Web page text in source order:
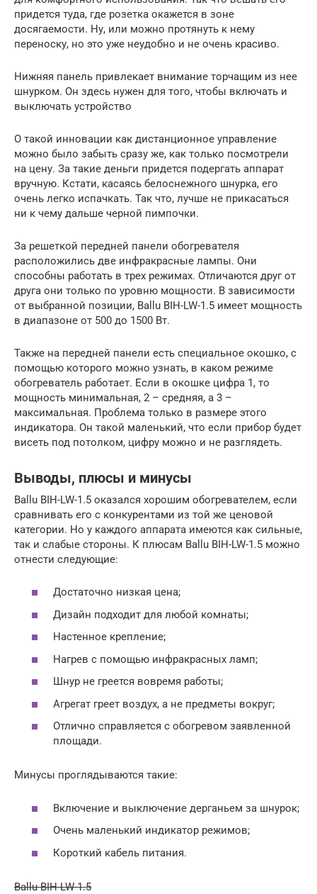
придется туда, где розетка окажется в зоне
досягаемости. Ну, или можно протянуть к нему
переноску, но это уже неудобно и не очень красиво.
Нижняя панель привлекает внимание торчащим из нее
шнурком. Он здесь нужен для того, чтобы включать и
выключать устройство
О такой инновации как дистанционное управление
можно было забыть сразу же, как только посмотрели
на цену. За такие деньги придется подергать аппарат
вручную. Кстати, касаясь белоснежного шнурка, его
очень легко испачкать. Так что, лучше не прикасаться
ни к чему дальше черной пимпочки.
За решеткой передней панели обогревателя
расположились две инфракрасные лампы. Они
способны работать в трех режимах. Отличаются друг от
друга они только по уровню мощности. В зависимости
от выбранной позиции, Ballu BIH-LW-1.5 имеет мощность
в диапазоне от 500 до 1500 Вт.
Также на передней панели есть специальное окошко, с
помощью которого можно узнать, в каком режиме
обогреватель работает. Если в окошке цифра 1, то
мощность минимальная, 2 – средняя, а 3 –
максимальная. Проблема только в размере этого
индикатора. Он такой маленький, что если прибор будет
висеть под потолком, цифру можно и не разглядеть.
Выводы, плюсы и минусы
Ballu BIH-LW-1.5 оказался хорошим обогревателем, если
сравнивать его с конкурентами из той же ценовой
категории. Но у каждого аппарата имеются как сильные,
так и слабые стороны. К плюсам Ballu BIH-LW-1.5 можно
отнести следующие:
Достаточно низкая цена;
Дизайн подходит для любой комнаты;
Настенное крепление;
Нагрев с помощью инфракрасных ламп;
Шнур не греется вовремя работы;
Агрегат греет воздух, а не предметы вокруг;
Отлично справляется с обогревом заявленной
площади.
Минусы проглядываются такие:
Включение и выключение дерганьем за шнурок;
Очень маленький индикатор режимов;
Короткий кабель питания.
Ballu BIH-LW-1.5